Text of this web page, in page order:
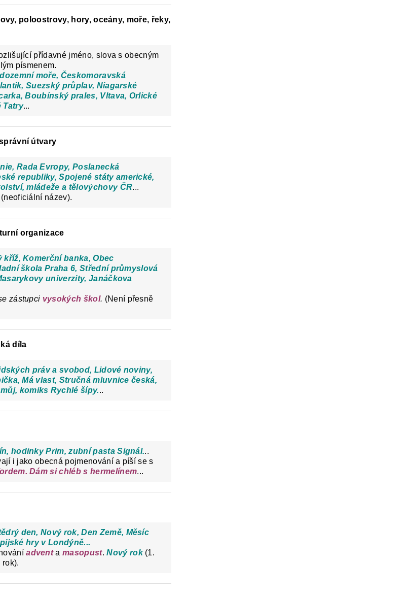
poloostrovy, hory, oceány, moře, řeky,
přídavné jméno, slova s obecným
písmenem.
moře, Českomoravská
Suezský průplav, Niagarské
Boubínský prales, Vltava, Orlické
Tatry...
útvary
Rada Evropy, Poslanecká
republiky, Spojené státy americké,
mládeže a tělovýchovy ČR...
název).
organizace
kříž, Komerční banka, Obec
škola Praha 6, Střední průmyslová
univerzity, Janáčkova
zástupci vysokých škol. (Není přesně
díla
práv a svobod, Lidové noviny,
Má vlast, Stručná mluvnice česká,
komiks Rychlé šípy...
hodinky Prim, zubní pasta Signál...
i jako obecná pojmenování a píší se s
Dám si chléb s hermelínem...
den, Nový rok, Den Země, Měsíc
hry v Londýně...
advent amasopust.Nový rok(1.